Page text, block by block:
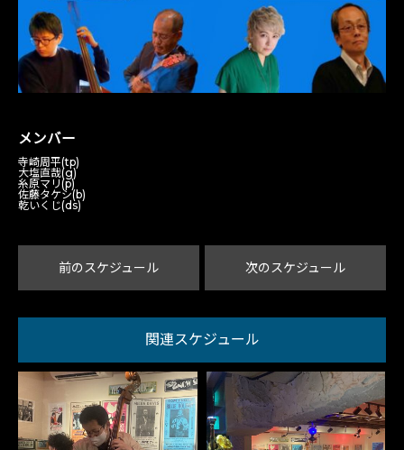
メンバー
寺崎周平(tp)
大塩直哉(g)
糸原マリ(p)
佐藤タケシ(b)
乾いくじ(ds)
前のスケジュール 次のスケジュール
関連スケジュール